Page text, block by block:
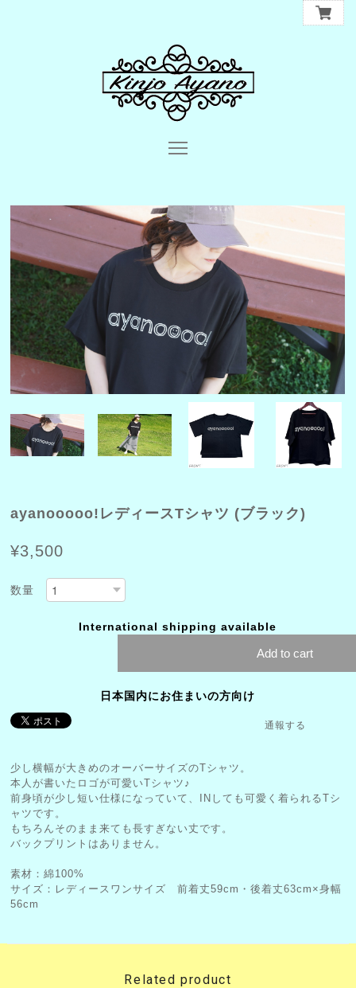
ayanooooo!レディースTシャツ (ブラック)
¥3,500
数量
International shipping available
Add to cart
日本国内にお住まいの方向け
通報する
少し横幅が大きめのオーバーサイズのTシャツ。
本人が書いたロゴが可愛いTシャツ♪
前身頃が少し短い仕様になっていて、INしても可愛く着られるTシ
ャツです。
もちろんそのまま来ても長すぎない丈です。
バックプリントはありません。
素材：綿100%
サイズ：レディースワンサイズ 前着丈59cm・後着丈63cm×身幅
56cm
Related product